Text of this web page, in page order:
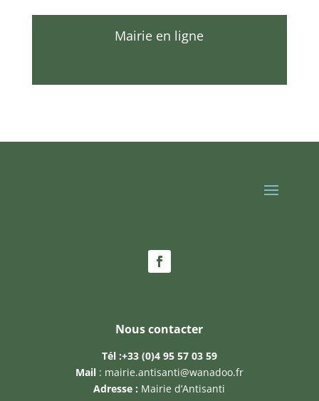
Mairie en ligne
Nous contacter
Tél :+33 (0)4 95 57 03 59
Mail: mairie.antisanti@wanadoo.fr
Adresse : Mairie d’Antisanti